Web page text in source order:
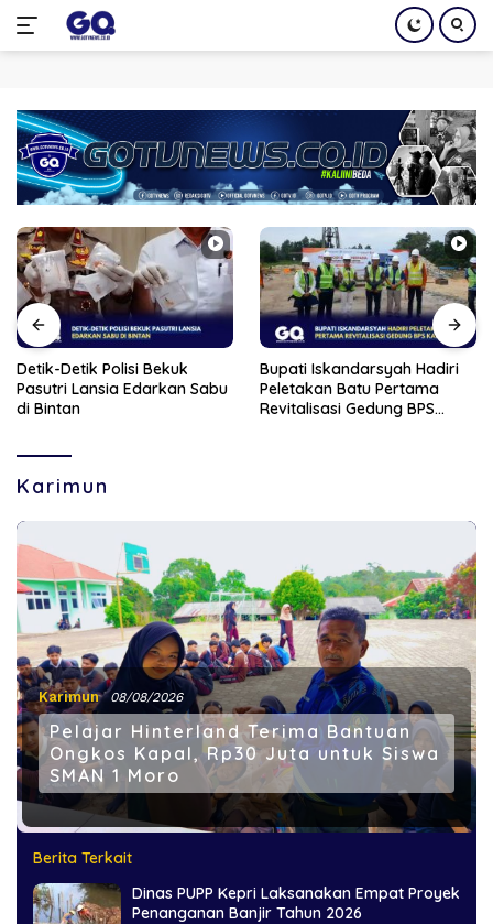
konten
Detik-Detik Polisi Bekuk
Pasutri Lansia Edarkan Sabu
di Bintan
Bupati Iskandarsyah Hadiri
Peletakan Batu Pertama
Revitalisasi Gedung BPS
Karimun
Karimun 08/08/2026
Pelajar Hinterland Terima Bantuan
Ongkos Kapal, Rp30 Juta untuk Siswa
SMAN 1 Moro
Berita Terkait
Dinas PUPP Kepri Laksanakan Empat Proyek
Penanganan Banjir Tahun 2026